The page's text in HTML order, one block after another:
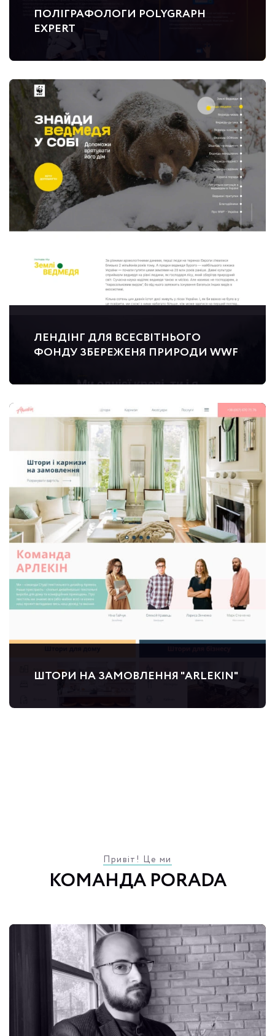
ПОЛІГРАФОЛОГИ POLYGRAPH
EXPERT
ЛЕНДІНГ ДЛЯ ВСЕСВІТНЬОГО
ФОНДУ ЗБЕРЕЖЕНЯ ПРИРОДИ WWF
ШТОРИ НА ЗАМОВЛЕННЯ "ARLEKIN"
Привіт! Це ми
КОМАНДА PORADA